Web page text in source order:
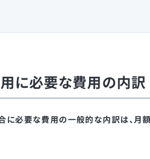
に必要な費用の内訳
に必要な費用の一般的な内訳は、月